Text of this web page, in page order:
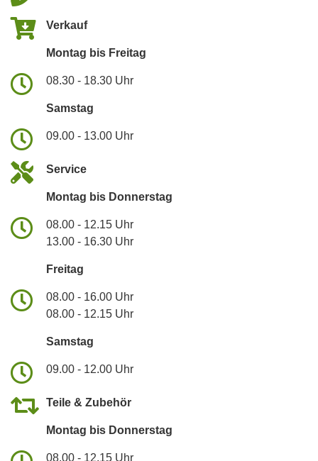
Verkauf
Montag bis Freitag
08.30 - 18.30 Uhr
Samstag
09.00 - 13.00 Uhr
Service
Montag bis Donnerstag
08.00 - 12.15 Uhr
13.00 - 16.30 Uhr
Freitag
08.00 - 16.00 Uhr
08.00 - 12.15 Uhr
Samstag
09.00 - 12.00 Uhr
Teile & Zubehör
Montag bis Donnerstag
08.00 - 12.15 Uhr